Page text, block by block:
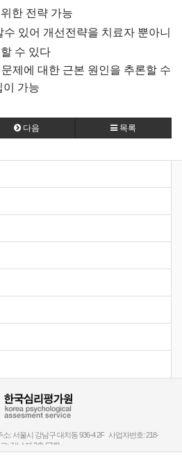
한 전략 가능
있어 개선전략을 치료자 뿐아니
수 있다
제에 대한 근본 원인을 추론할 수
이 가능
다음 목록
: 서울시 강남구 대치동 936-4 2F 사업자번호: 218-
: 강남 제 2호 6748